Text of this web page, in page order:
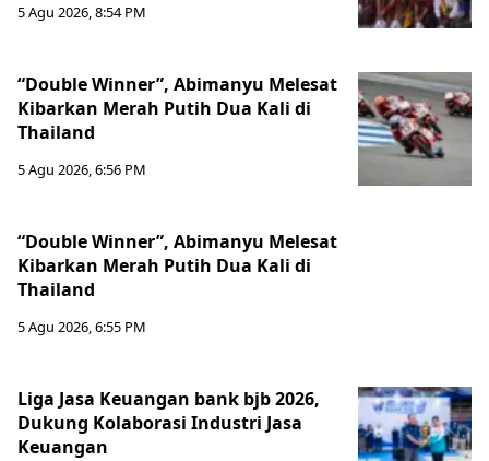
5 Agu 2026, 8:54 PM
“Double Winner”, Abimanyu Melesat
Kibarkan Merah Putih Dua Kali di
Thailand
5 Agu 2026, 6:56 PM
“Double Winner”, Abimanyu Melesat
Kibarkan Merah Putih Dua Kali di
Thailand
5 Agu 2026, 6:55 PM
Liga Jasa Keuangan bank bjb 2026,
Dukung Kolaborasi Industri Jasa
Keuangan